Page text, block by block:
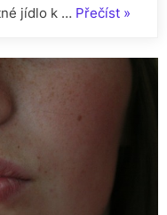
jídlo k … Přečíst
ho
»